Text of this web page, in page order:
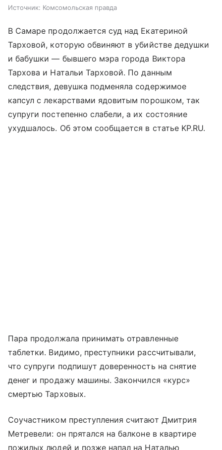
Источник: Комсомольская правда
В Самаре продолжается суд над Екатериной
Тарховой, которую обвиняют в убийстве дедушки
и бабушки — бывшего мэра города Виктора
Тархова и Натальи Тарховой. По данным
следствия, девушка подменяла содержимое
капсул с лекарствами ядовитым порошком, так
супруги постепенно слабели, а их состояние
ухудшалось. Об этом сообщается в статье KP.RU.
Пара продолжала принимать отравленные
таблетки. Видимо, преступники рассчитывали,
что супруги подпишут доверенность на снятие
денег и продажу машины. Закончился «курс»
смертью Тарховых.
Соучастником преступления считают Дмитрия
Метревели: он прятался на балконе в квартире
пожилых людей и позже напал на Наталью